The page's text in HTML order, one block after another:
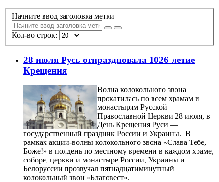
Начните ввод заголовка метки
Кол-во строк:
28 июля Русь отпраздновала 1026-летие
Крещения
Волна колокольного звона
прокатилась по всем храмам и
монастырям Русской
Православной Церкви 28 июля, в
День Крещения Руси —
государственный праздник России и Украины. В
рамках акции-волны колокольного звона «Слава Тебе,
Боже!» в полдень по местному времени в каждом храме,
соборе, церкви и монастыре России, Украины и
Белоруссии прозвучал пятнадцатиминутный
колокольный звон «Благовест».